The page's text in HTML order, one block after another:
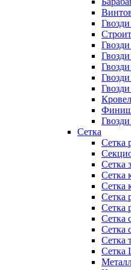
Сетка
Сетка
Сетка
Сетка
Сетка
Сетка
Сетка
Сетка
Сетка
Сетка